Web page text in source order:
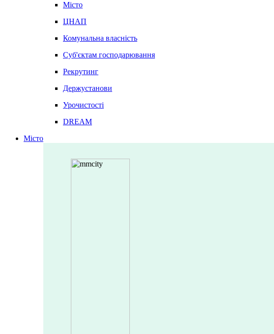
Місто
ЦНАП
Комунальна власність
Суб'єктам господарювання
Рекрутинг
Держустанови
Урочистості
DREAM
Місто